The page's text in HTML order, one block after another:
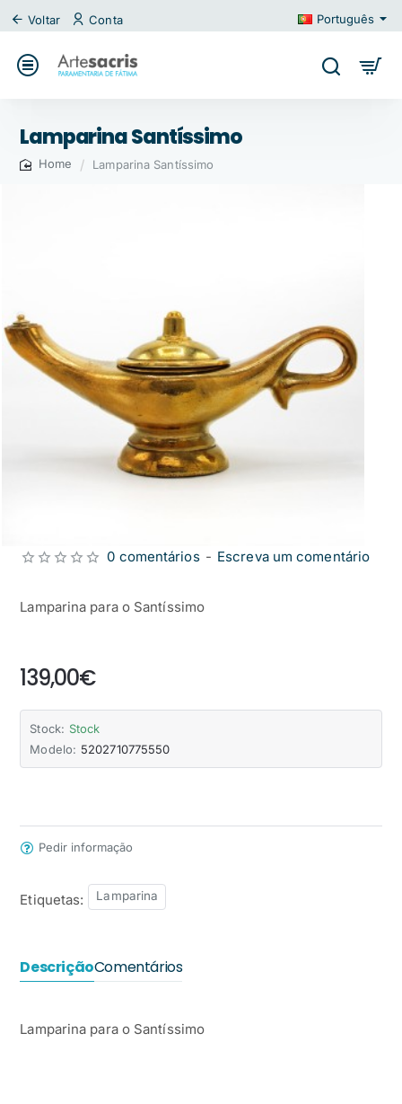
Voltar Conta Português
Lamparina Santíssimo
Lamparina Santíssimo
Lamparina para o Santíssimo
Stock: Stock
Modelo: 5202710775550
0 comentários - Escreva um comentário
139,00€
Pedir informação
Etiquetas: Lamparina
DescriçãoComentários
Lamparina para o Santíssimo